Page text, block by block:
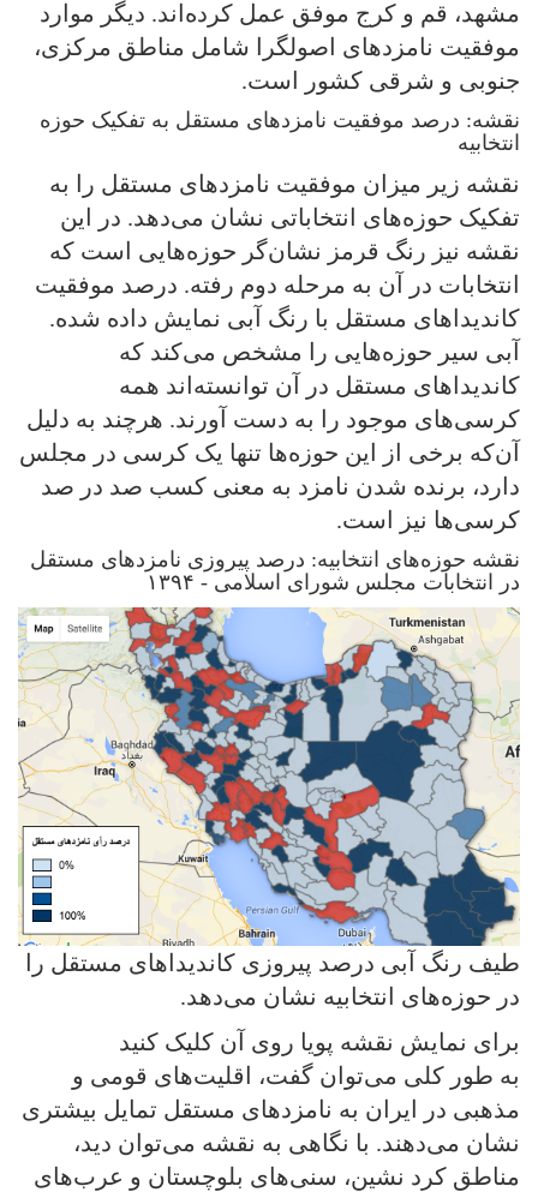
مشهد، قم و کرج موفق عمل کرده‌اند. دیگر موارد
موفقیت نامزدهای اصولگرا شامل مناطق مرکزی،
جنوبی و شرقی کشور است.
نقشه: درصد موفقیت نامزد‌های مستقل به تفکیک حوزه
انتخابیه
نقشه زیر میزان موفقیت نامزدهای مستقل را به
تفکیک حوزه‌های انتخاباتی نشان می‌دهد. در این
نقشه نیز رنگ قرمز نشان‌گر حوزه‌هایی است که
انتخابات در آن به مرحله دوم رفته. درصد موفقیت
کاندیداهای مستقل با رنگ آبی نمایش داده شده.
آبی سیر حوزه‌هایی را مشخص می‌کند که
کاندیداهای مستقل در آن توانسته‌اند همه
کرسی‌های موجود را به دست آورند. هرچند به دلیل
آن‌که برخی از این حوزه‌ها تنها یک کرسی در مجلس
دارد، برنده شدن نامزد به معنی کسب صد در صد
کرسی‌ها نیز است.
نقشه حوزه‌های انتخابیه: درصد پیروزی نامزدهای مستقل
در انتخابات مجلس شورای اسلامی - ۱۳۹۴
طیف رنگ آبی درصد پیروزی کاندیداهای مستقل را
در حوزه‌های انتخابیه نشان می‌دهد.
برای نمایش نقشه پویا روی آن کلیک کنید
به طور کلی می‌توان گفت، اقلیت‌های قومی و
مذهبی در ایران به نامزدهای مستقل تمایل بیشتری
نشان می‌دهند. با نگاهی به نقشه می‌توان دید،
مناطق کرد نشین، سنی‌های بلوچستان و عرب‌های